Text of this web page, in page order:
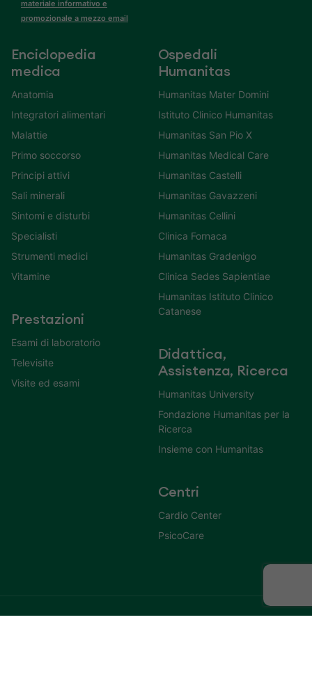
materiale informativo e
promozionale a mezzo email
Enciclopedia
medica
Anatomia
Integratori alimentari
Malattie
Primo soccorso
Principi attivi
Sali minerali
Sintomi e disturbi
Specialisti
Strumenti medici
Vitamine
Prestazioni
Esami di laboratorio
Televisite
Visite ed esami
Ospedali
Humanitas
Humanitas Mater Domini
Istituto Clinico Humanitas
Humanitas San Pio X
Humanitas Medical Care
Humanitas Castelli
Humanitas Gavazzeni
Humanitas Cellini
Clinica Fornaca
Humanitas Gradenigo
Clinica Sedes Sapientiae
Humanitas Istituto Clinico
Catanese
Didattica,
Assistenza, Ricerca
Humanitas University
Fondazione Humanitas per la
Ricerca
Insieme con Humanitas
Centri
Cardio Center
PsicoCare